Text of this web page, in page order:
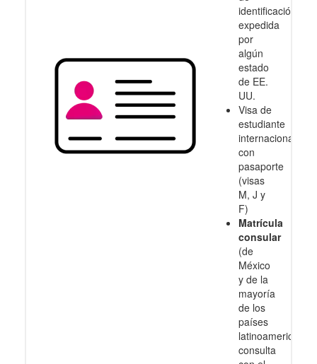
identificación
expedida
por
algún
estado
de EE.
UU.
Visa de
estudiante
internacional
con
pasaporte
(visas
M, J y
F)
Matrícula
consular
(de
México
y de la
mayoría
de los
países
latinoamericanos,
consulta